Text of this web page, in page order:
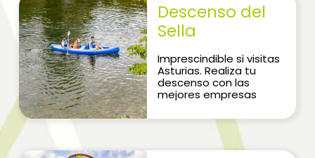
Descenso del
Sella
Imprescindible si visitas
Asturias. Realiza tu
descenso con las
mejores empresas